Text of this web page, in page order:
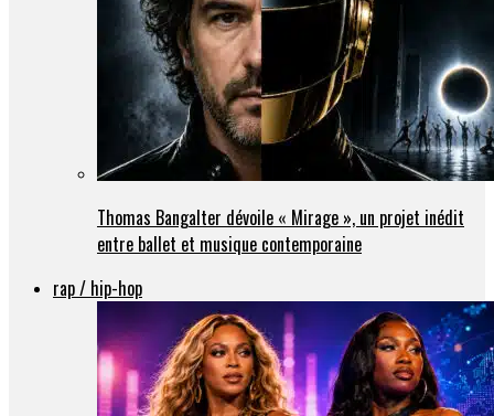
Thomas Bangalter dévoile « Mirage », un projet inédit
entre ballet et musique contemporaine
rap / hip-hop